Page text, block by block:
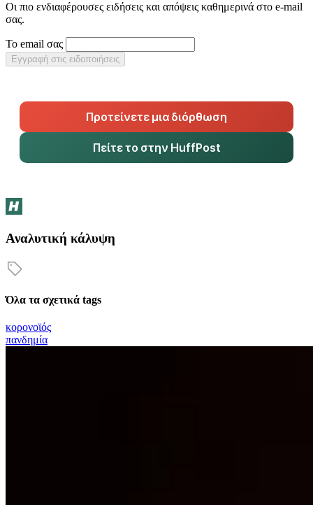
Οι πιο ενδιαφέρουσες ειδήσεις και απόψεις καθημερινά στο e-mail
σας.
Το email σας
Εγγραφή στις ειδοποιήσεις
Προτείνετε μια διόρθωση
Πείτε το στην HuffPost
Αναλυτική κάλυψη
Όλα τα σχετικά tags
κορονοϊός
πανδημία